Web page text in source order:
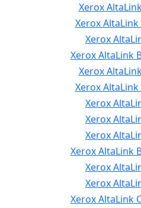
Xerox
Xerox AltaLink
Xerox
Xerox AltaLink
Xerox
Xerox AltaLink
Xerox
Xerox
Xerox
Xerox AltaLink
Xerox
Xerox
Xerox AltaLink